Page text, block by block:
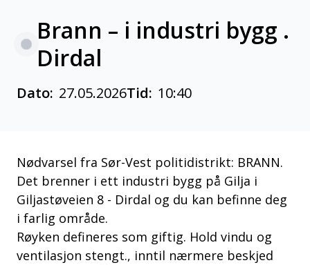
Brann – i industri bygg .
Dirdal
Dato: 27.05.2026Tid: 10:40
Nødvarsel fra Sør-Vest politidistrikt: BRANN.
Det brenner i ett industri bygg på Gilja i
Giljastøveien 8 - Dirdal og du kan befinne deg
i farlig område.
Røyken defineres som giftig. Hold vindu og
ventilasjon stengt., inntil nærmere beskjed